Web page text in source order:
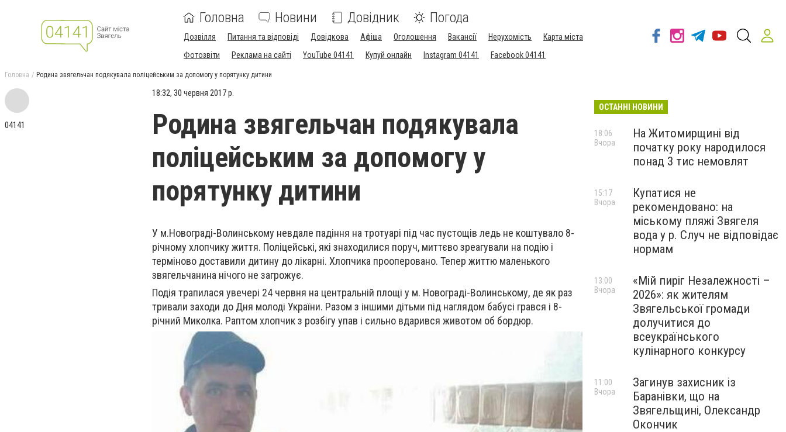
Головна Новини Довідник Погода
Дозвілля Питання та відповіді Довідкова Афіша Оголошення Вакансії Нерухомість
Карта міста
Фотозвіти
Реклама на сайті YouTube 04141 Купуй онлайн Instagram 04141 Facebook 04141
Головна Родина звягельчан подякувала поліцейським за допомогу у порятунку дитини
04141
18:32, 30 червня 2017 р.
Родина звягельчан подякувала
поліцейським за допомогу у
порятунку дитини
У м.Новограді-Волинському невдале падіння на тротуарі під час пустощів ледь не коштувало 8-
річному хлопчику життя. Поліцейські, які знаходилися поруч, миттєво зреагували на подію і
терміново доставили дитину до лікарні. Хлопчика прооперовано. Тепер життю маленького
звягельчанина нічого не загрожує.
Подія трапилася увечері 24 червня на центральній площі у м. Новограді-Волинському, де як раз
тривали заходи до Дня молоді України. Разом з іншими дітьми під наглядом бабусі грався і 8-
річний Миколка. Раптом хлопчик з розбігу упав і сильно вдарився животом об бордюр.
ОСТАННІ НОВИНИ
На Житомирщині від
початку року народилося
понад 3 тис немовлят
18:06
Вчора
Купатися не
рекомендовано: на
міському пляжі Звягеля
вода у р. Случ не відповідає
нормам
15:17
Вчора
«Мій пиріг Незалежності –
2026»: як жителям
Звягельської громади
долучитися до
всеукраїнського
кулінарного конкурсу
13:00
Вчора
Загинув захисник із
Баранівки, що на
Звягельщині, Олександр
Окончик
11:00
Вчора